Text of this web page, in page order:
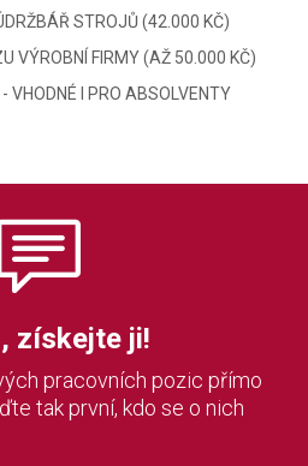
STROJŮ (42.000 KČ)
VÝROBNÍ FIRMY (AŽ 50.000 KČ)
VHODNÉ I PRO ABSOLVENTY
získejte ji!
pracovních pozic přímo
tak první, kdo se o nich